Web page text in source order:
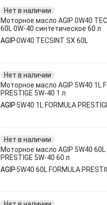
Нет в наличии
Моторное масло AGIP 0W40
60L 0W-40 синтетическое 60 л
AGIP0W40 TECSINT SX 60L
Нет в наличии
Моторное масло AGIP 5W40 1L
PRESTIGE 5W-40 1 л
AGIP 5W40 1L FORMULA
Нет в наличии
Моторное масло AGIP 5W40 60L
PRESTIGE 5W-40 60 л
AGIP 5W40 60L FORMULA